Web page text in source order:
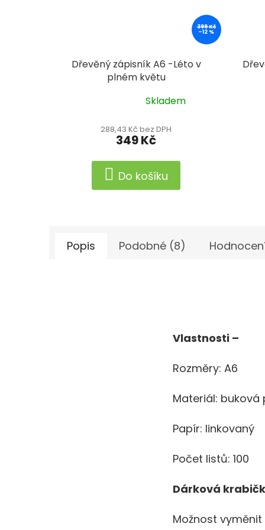
399 Kč
–12 %
Dřevěný zápisník A6 -Léto v
plném květu
produktu
hvězdiček.
Skladem
288,43 Kč bez DPH
349 Kč
Do košíku
Popis Podobné (8)
Vlastnosti –
Rozměry: A6
Materiál: buková
Papír: linkovaný
Počet listů: 100
Dárková
Možnost